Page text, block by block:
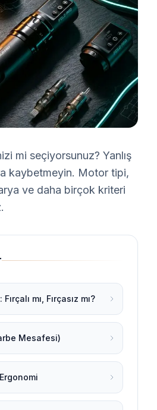
mi seçiyorsunuz? Yanlış
kaybetmeyin. Motor tipi,
ve daha birçok kriteri
mı, Fırçasız mı?
Mesafesi)